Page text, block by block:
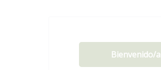
Bienvenido/a